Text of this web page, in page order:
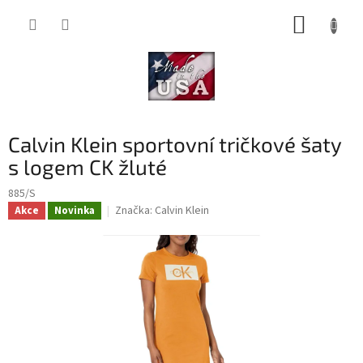
Calvin Klein sportovní tričkové šaty
s logem CK žluté
885/S
Akce Novinka Značka: Calvin Klein